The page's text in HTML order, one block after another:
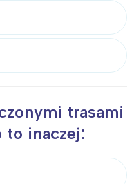
trasami
to inaczej: